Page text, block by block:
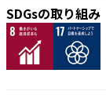
SDGsの取り組み